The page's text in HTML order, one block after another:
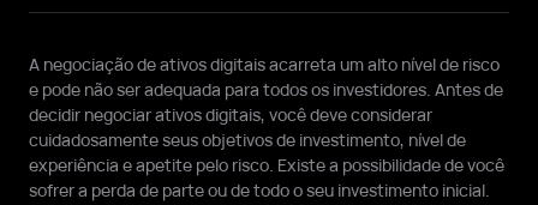
A negociação de ativos digitais acarreta um alto nível de risco
e pode não ser adequada para todos os investidores. Antes de
decidir negociar ativos digitais, você deve considerar
cuidadosamente seus objetivos de investimento, nível de
experiência e apetite pelo risco. Existe a possibilidade de você
sofrer a perda de parte ou de todo o seu investimento inicial.